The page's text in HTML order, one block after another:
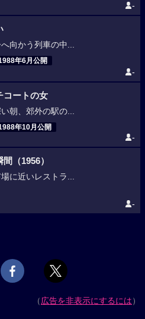
-
向かう列車の中...
年6月公開
-
コートの女
朝、郊外の駅の...
年10月公開
-
（1956）
に近いレストラ...
-
（広告を非表示にするには）